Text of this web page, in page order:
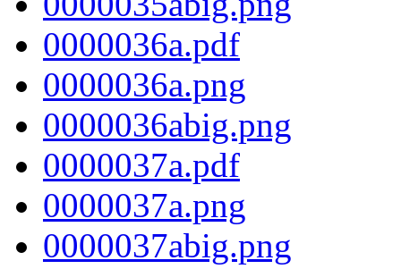
0000036a.pdf
0000036a.png
0000036abig.png
0000037a.pdf
0000037a.png
0000037abig.png